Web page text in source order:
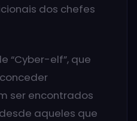
dos chefes
“Cyber-elf”, que
ser encontrados
aqueles que